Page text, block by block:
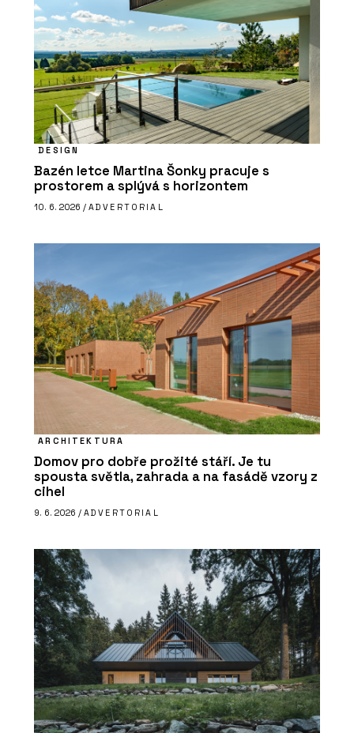
DESIGN
Bazén letce Martina Šonky pracuje s
prostorem a splývá s horizontem
10. 6. 2026 / ADVERTORIAL
ARCHITEKTURA
Domov pro dobře prožité stáří. Je tu
spousta světla, zahrada a na fasádě vzory z
cihel
9. 6. 2026 / ADVERTORIAL